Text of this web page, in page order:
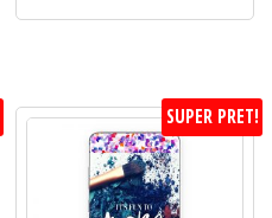
SUPER PRET!